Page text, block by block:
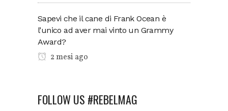
Sapevi che il cane di Frank Ocean è
l’unico ad aver mai vinto un Grammy
Award?
2 mesi ago
FOLLOW US #REBELMAG